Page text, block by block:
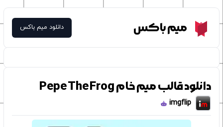
Meme Boxمیم باکس دانلود میم باکس
دانلود قالب میم خام Pepe The Frog
imgflip